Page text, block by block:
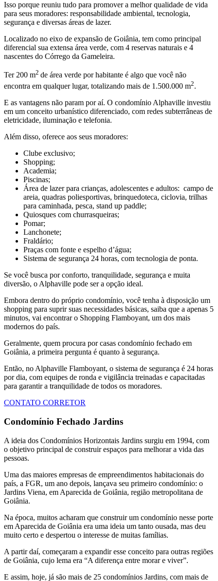
Isso porque reuniu tudo para promover a melhor qualidade de vida
para seus moradores: responsabilidade ambiental, tecnologia,
segurança e diversas áreas de lazer.
Localizado no eixo de expansão de Goiânia, tem como principal
diferencial sua extensa área verde, com 4 reservas naturais e 4
nascentes do Córrego da Gameleira.
Ter 200 m2 de área verde por habitante é algo que você não
encontra em qualquer lugar, totalizando mais de 1.500.000 m2.
E as vantagens não param por aí. O condomínio Alphaville investiu
em um conceito urbanístico diferenciado, com redes subterrâneas de
eletricidade, iluminação e telefonia.
Além disso, oferece aos seus moradores:
Clube exclusivo;
Shopping;
Academia;
Piscinas;
Área de lazer para crianças, adolescentes e adultos: campo de
areia, quadras poliesportivas, brinquedoteca, ciclovia, trilhas
para caminhada, pesca, stand up paddle;
Quiosques com churrasqueiras;
Pomar;
Lanchonete;
Fraldário;
Praças com fonte e espelho d’água;
Sistema de segurança 24 horas, com tecnologia de ponta.
Se você busca por conforto, tranquilidade, segurança e muita
diversão, o Alphaville pode ser a opção ideal.
Embora dentro do próprio condomínio, você tenha à disposição um
shopping para suprir suas necessidades básicas, saiba que a apenas 5
minutos, vai encontrar o Shopping Flamboyant, um dos mais
modernos do país.
Geralmente, quem procura por casas condomínio fechado em
Goiânia, a primeira pergunta é quanto à segurança.
Então, no Alphaville Flamboyant, o sistema de segurança é 24 horas
por dia, com equipes de ronda e vigilância treinadas e capacitadas
para garantir a tranquilidade de todos os moradores.
CONTATO CORRETOR
Condomínio Fechado Jardins
A ideia dos Condomínios Horizontais Jardins surgiu em 1994, com
o objetivo principal de construir espaços para melhorar a vida das
pessoas.
Uma das maiores empresas de empreendimentos habitacionais do
país, a FGR, um ano depois, lançava seu primeiro condomínio: o
Jardins Viena, em Aparecida de Goiânia, região metropolitana de
Goiânia.
Na época, muitos acharam que construir um condomínio nesse porte
em Aparecida de Goiânia era uma ideia um tanto ousada, mas deu
muito certo e despertou o interesse de muitas famílias.
A partir daí, começaram a expandir esse conceito para outras regiões
de Goiânia, cujo lema era “A diferença entre morar e viver”.
E assim, hoje, já são mais de 25 condomínios Jardins, com mais de